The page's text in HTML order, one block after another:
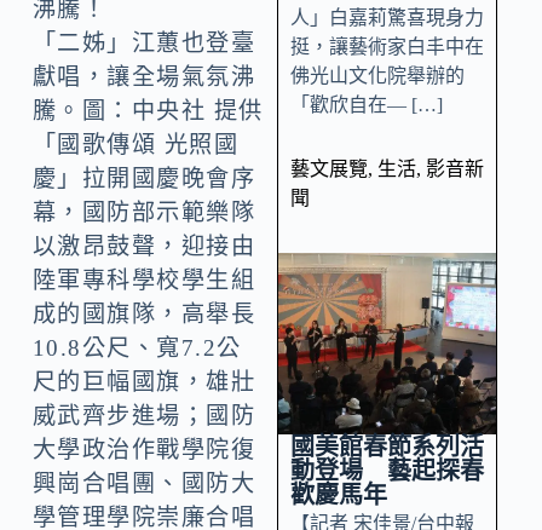
「二姊」江蕙也登臺
獻唱，讓全場氣氛沸
騰。圖：中央社 提供
「國歌傳頌 光照國
慶」拉開國慶晚會序
幕，國防部示範樂隊
以激昂鼓聲，迎接由
陸軍專科學校學生組
成的國旗隊，高舉長
10.8公尺、寬7.2公
尺的巨幅國旗，雄壯
威武齊步進場；國防
大學政治作戰學院復
興崗合唱團、國防大
學管理學院崇廉合唱
人」白嘉莉驚喜現身力
挺，讓藝術家白丰中在
佛光山文化院舉辦的
「歡欣自在— […]
藝文展覽, 生活, 影音新
聞
國美館春節系列活
動登場 藝起探春
歡慶馬年
【記者 宋佳景/台中報